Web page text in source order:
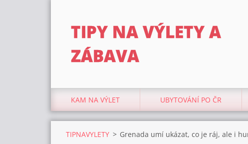
TIPY NA VÝLETY A
ZÁBAVA
KAM NA VÝLET UBYTOVÁNÍ PO ČR
TIPNAVYLETY > Grenada umí ukázat, co je ráj, ale i